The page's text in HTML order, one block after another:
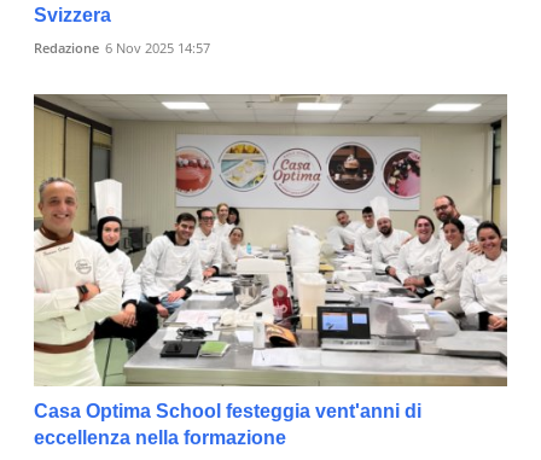
Svizzera
Redazione 6 Nov 2025 14:57
Casa Optima School festeggia vent'anni di
eccellenza nella formazione